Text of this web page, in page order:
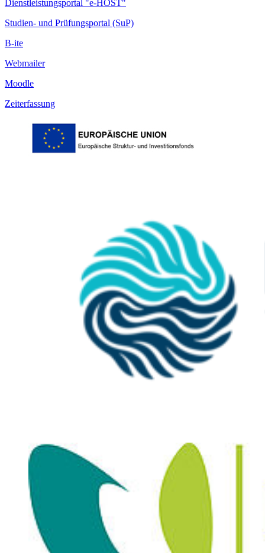
Dienstleistungsportal "e-HOST"
Studien- und Prüfungsportal (SuP)
B-ite
Webmailer
Moodle
Zeiterfassung